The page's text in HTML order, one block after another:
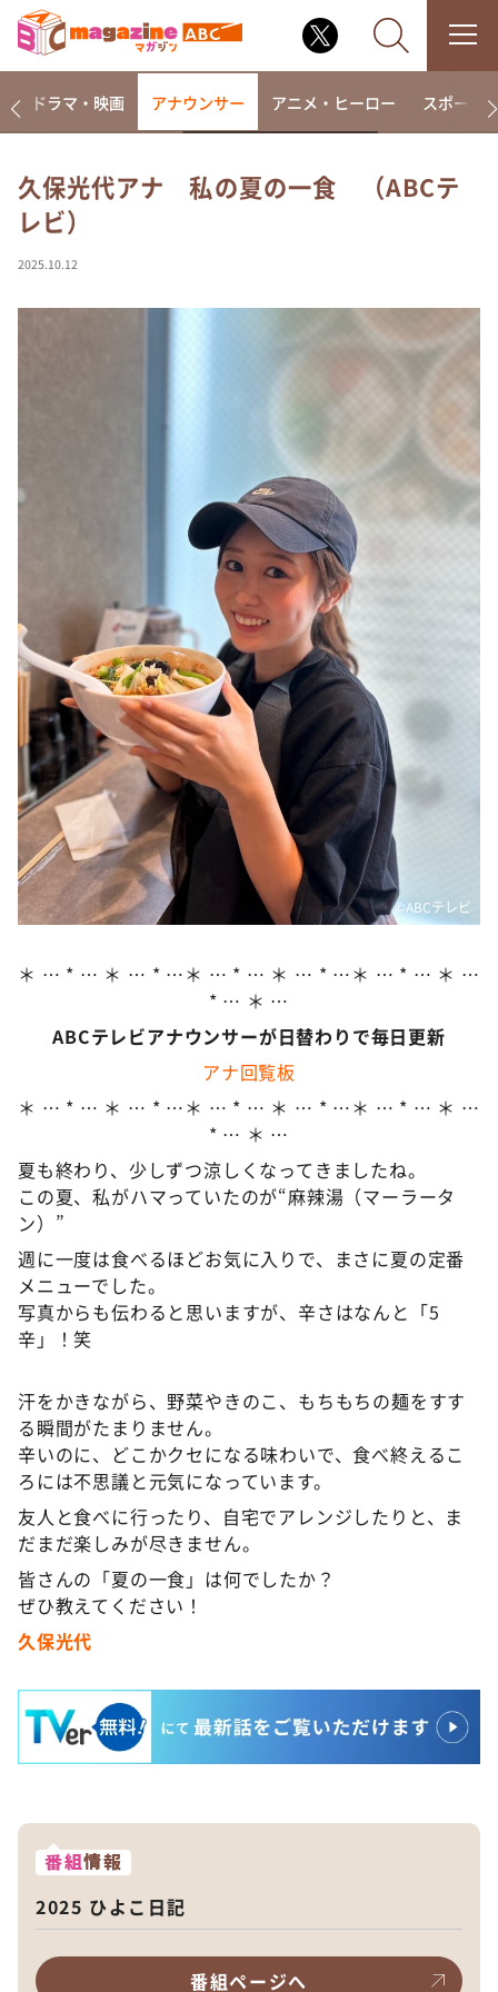
なるみ・岡村の過ぎるTV
相席食堂
～人生密着トークバラエティ！～ やすとものいたっ
河合＆A.B.C-Z塚田×福井アナ「なんでやねん！？」
DAIGOも台所 ～きょうの献立 何にする？～
本日はダイアンなり！シーズン２
朝だ！生です旅サラダ
教えて！ニュースライブ 正義のミカタ
ＬＩＦＥ～夢のカタチ～
新婚さんいらっしゃい！
ポツンと一軒家
ザキ山小屋本館
ぺこぱのまるスポ
アナ回覧板
ドラマ・映画 アナウンサー アニメ・ヒーロー スポーツ
久保光代アナ 私の夏の一食 （ABCテ
レビ）
2025.10.12
©ABCテレビ
＊ … * … ＊ … * …＊ … * … ＊ … * …＊ … * … ＊ …
* … ＊ …
ABCテレビアナウンサーが日替わりで毎日更新
アナ回覧板
＊ … * … ＊ … * …＊ … * … ＊ … * …＊ … * … ＊ …
* … ＊ …
夏も終わり、少しずつ涼しくなってきましたね。
この夏、私がハマっていたのが“麻辣湯（マーラータ
ン）”
週に一度は食べるほどお気に入りで、まさに夏の定番
メニューでした。
写真からも伝わると思いますが、辛さはなんと「5
辛」！笑
汗をかきながら、野菜やきのこ、もちもちの麺をすす
る瞬間がたまりません。
辛いのに、どこかクセになる味わいで、食べ終えるこ
ろには不思議と元気になっています。
友人と食べに行ったり、自宅でアレンジしたりと、ま
だまだ楽しみが尽きません。
皆さんの「夏の一食」は何でしたか？
ぜひ教えてください！
久保光代
番組情報
2025 ひよこ日記
番組ページへ